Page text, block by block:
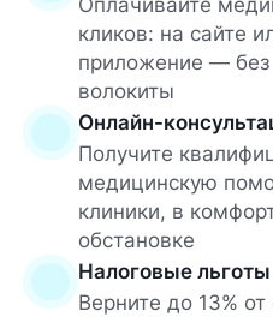
кликов: на сайте
приложение —
волокиты
Онлайн-
Получите
медицинскую
клиники, в
обстановке
Налоговые
Верните до 13%